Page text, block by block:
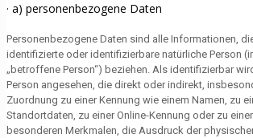
· a) personenbezogene Daten
Personenbezogene Daten sind alle Informationen,
identifizierte oder identifizierbare natürliche Person
„betroffene Person“) beziehen. Als identifizierbar
Person angesehen, die direkt oder indirekt,
Zuordnung zu einer Kennung wie einem Namen, zu
Standortdaten, zu einer Online-Kennung oder zu
besonderen Merkmalen, die Ausdruck der